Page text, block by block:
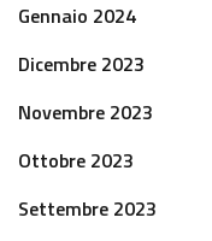
Gennaio 2024
Dicembre 2023
Novembre 2023
Ottobre 2023
Settembre 2023